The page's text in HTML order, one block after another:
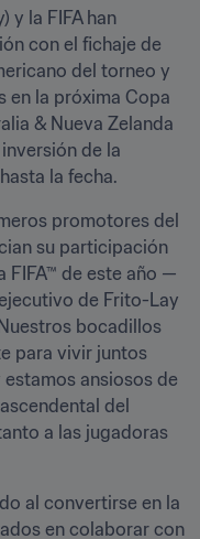
y la FIFA han
con el fichaje de
del torneo y
en la próxima Copa
& Nueva Zelanda
de la
la fecha.
promotores del
su participación
FIFA™ de este año —
de Frito-Lay
bocadillos
para vivir juntos
ansiosos de
del
a las jugadoras
al convertirse en la
en colaborar con